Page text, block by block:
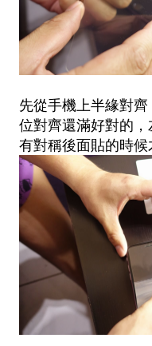
先從手機上半緣對
位對齊還滿好對的
有對稱後面貼的時候